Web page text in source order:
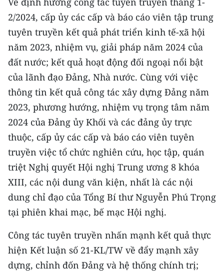
Đồng bằng sông Cửu Long
Chuyên trang Hà Nội
Chuyên trang TP. Hồ Chí Minh
CHUYÊN ĐỀ
CÁC CHUYÊN TRANG
VỀ BÁO NHÂN DÂN
THỜI NAY
NHÂN DÂN CUỐI TUẦN
NHÂN DÂN HẰNG THÁNG
ĐỌC BÁO IN
2/2024, cấp ủy các cấp và báo cáo viên tập trung
tuyên truyền kết quả phát triển kinh tế-xã hội
năm 2023, nhiệm vụ, giải pháp năm 2024 của
đất nước; kết quả hoạt động đối ngoại nổi bật
của lãnh đạo Đảng, Nhà nước. Cùng với việc
thông tin kết quả công tác xây dựng Đảng năm
2023, phương hướng, nhiệm vụ trọng tâm năm
2024 của Đảng ủy Khối và các đảng ủy trực
thuộc, cấp ủy các cấp và báo cáo viên tuyên
truyền việc tổ chức nghiên cứu, học tập, quán
triệt Nghị quyết Hội nghị Trung ương 8 khóa
XIII, các nội dung văn kiện, nhất là các nội
dung chỉ đạo của Tổng Bí thư Nguyễn Phú Trọng
tại phiên khai mạc, bế mạc Hội nghị.
Công tác tuyên truyền nhấn mạnh kết quả thực
hiện Kết luận số 21-KL/TW về đẩy mạnh xây
dựng, chỉnh đốn Đảng và hệ thống chính trị;